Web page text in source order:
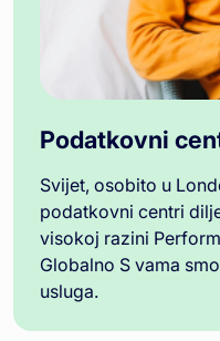
Podatkovni
Svijet, osobito u
podatkovni centri
visokoj razini
Globalno S vama
usluga.